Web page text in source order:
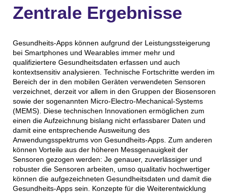
Zentrale Ergebnisse
Gesundheits-Apps können aufgrund der Leistungssteigerung
bei Smartphones und Wearables immer mehr und
qualifiziertere Gesundheitsdaten erfassen und auch
kontextsensitiv analysieren. Technische Fortschritte werden im
Bereich der in den mobilen Geräten verwendeten Sensoren
verzeichnet, derzeit vor allem in den Gruppen der Biosensoren
sowie der sogenannten Micro-Electro-Mechanical-Systems
(MEMS). Diese technischen Innovationen ermöglichen zum
einen die Aufzeichnung bislang nicht erfassbarer Daten und
damit eine entsprechende Ausweitung des
Anwendungsspektrums von Gesundheits-Apps. Zum anderen
können Vorteile aus der höheren Messgenauigkeit der
Sensoren gezogen werden: Je genauer, zuverlässiger und
robuster die Sensoren arbeiten, umso qualitativ hochwertiger
können die aufgezeichneten Gesundheitsdaten und damit die
Gesundheits-Apps sein. Konzepte für die Weiterentwicklung